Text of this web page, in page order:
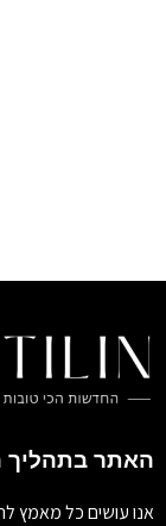
האתר בתהליך
אנו עושים כל מאמץ